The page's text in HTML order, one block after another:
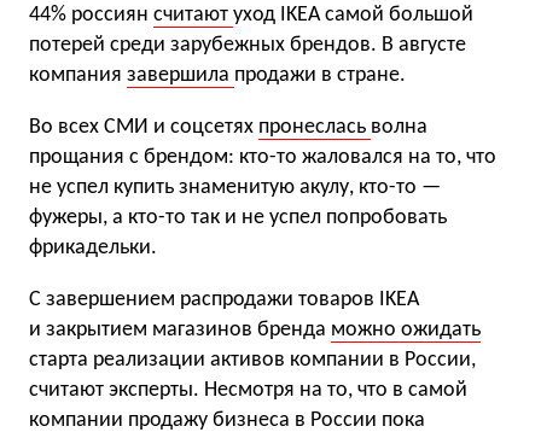
44% россиян считают уход IKEA самой большой
потерей среди зарубежных брендов. В августе
компания завершила продажи в стране.
Во всех СМИ и соцсетях пронеслась волна
прощания с брендом: кто-то жаловался на то, что
не успел купить знаменитую акулу, кто-то —
фужеры, а кто-то так и не успел попробовать
фрикадельки.
C завершением распродажи товаров IKEA
и закрытием магазинов бренда можно ожидать
старта реализации активов компании в России,
считают эксперты. Несмотря на то, что в самой
компании продажу бизнеса в России пока